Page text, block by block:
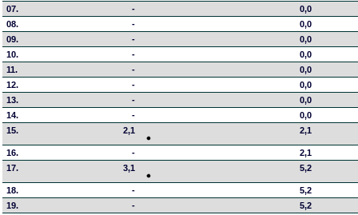
07.
-
0,0
08.
-
0,0
09.
-
0,0
10.
-
0,0
11.
-
0,0
12.
-
0,0
13.
-
0,0
14.
-
0,0
15.
2,1 2,1
16. -
2,1
17.
3,1 5,2
18. -
5,2
19.
-
5,2